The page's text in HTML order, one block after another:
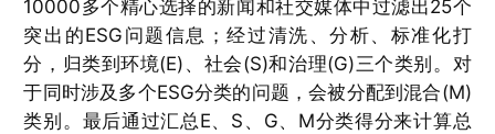
10000多个精心选择的新闻和社交媒体中过滤出25个
突出的ESG问题信息；经过清洗、分析、标准化打
分，归类到环境(E)、社会(S)和治理(G)三个类别。对
于同时涉及多个ESG分类的问题，会被分配到混合(M)
类别。最后通过汇总E、S、G、M分类得分来计算总